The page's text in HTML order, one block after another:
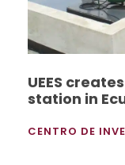
UEES
station in
CENTRO DE